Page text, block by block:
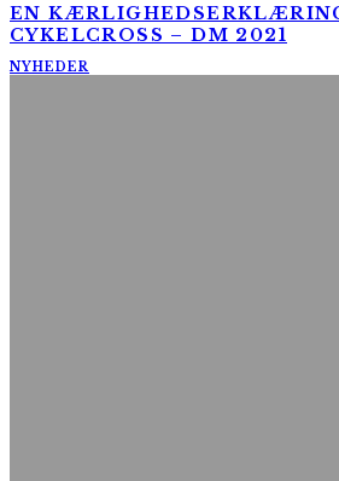
EN
CYKELCROSS – DM 2021
NYHEDER